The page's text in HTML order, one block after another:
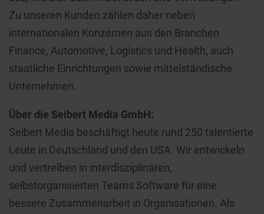
Zu unseren Kunden zählen daher neben
internationalen Konzernen aus den Branchen
Finance, Automotive, Logistics und Health, auch
staatliche Einrichtungen sowie mittelständische
Unternehmen.
Über die Seibert Media GmbH:
Seibert Media beschäftigt heute rund 250 talentierte
Leute in Deutschland und den USA. Wir entwickeln
und vertreiben in interdisziplinären,
selbstorganisierten Teams Software für eine
bessere Zusammenarbeit in Organisationen. Als